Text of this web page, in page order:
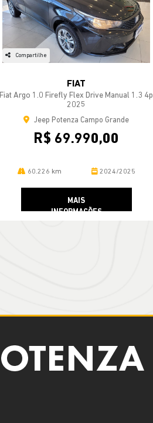
Compartilhe
FIAT
Fiat Argo 1.0 Firefly Flex Drive Manual 1.3 4p
2025
Jeep Potenza Campo Grande
R$ 69.990,00
60.226 km 2024/2025
MAIS
INFORMAÇÕES